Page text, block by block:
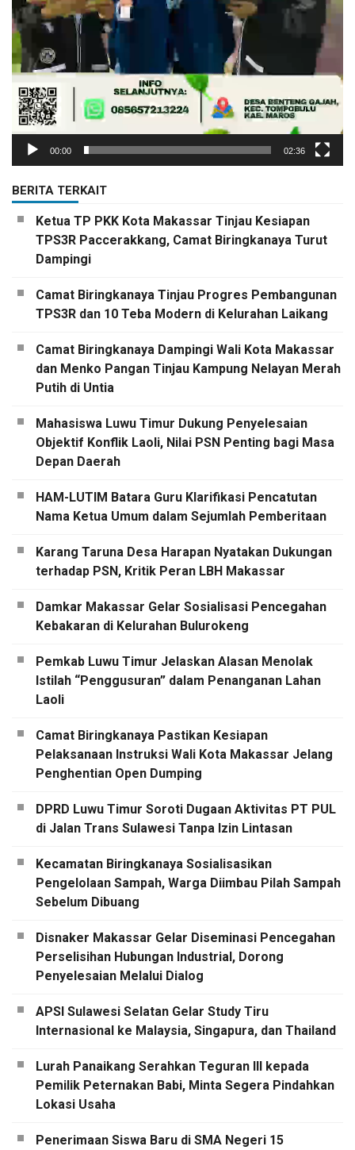
00:00 02:36
BERITA TERKAIT
Ketua TP PKK Kota Makassar Tinjau Kesiapan
TPS3R Paccerakkang, Camat Biringkanaya Turut
Dampingi
Camat Biringkanaya Tinjau Progres Pembangunan
TPS3R dan 10 Teba Modern di Kelurahan Laikang
Camat Biringkanaya Dampingi Wali Kota Makassar
dan Menko Pangan Tinjau Kampung Nelayan Merah
Putih di Untia
Mahasiswa Luwu Timur Dukung Penyelesaian
Objektif Konflik Laoli, Nilai PSN Penting bagi Masa
Depan Daerah
HAM-LUTIM Batara Guru Klarifikasi Pencatutan
Nama Ketua Umum dalam Sejumlah Pemberitaan
Karang Taruna Desa Harapan Nyatakan Dukungan
terhadap PSN, Kritik Peran LBH Makassar
Damkar Makassar Gelar Sosialisasi Pencegahan
Kebakaran di Kelurahan Bulurokeng
Pemkab Luwu Timur Jelaskan Alasan Menolak
Istilah “Penggusuran” dalam Penanganan Lahan
Laoli
Camat Biringkanaya Pastikan Kesiapan
Pelaksanaan Instruksi Wali Kota Makassar Jelang
Penghentian Open Dumping
DPRD Luwu Timur Soroti Dugaan Aktivitas PT PUL
di Jalan Trans Sulawesi Tanpa Izin Lintasan
Kecamatan Biringkanaya Sosialisasikan
Pengelolaan Sampah, Warga Diimbau Pilah Sampah
Sebelum Dibuang
Disnaker Makassar Gelar Diseminasi Pencegahan
Perselisihan Hubungan Industrial, Dorong
Penyelesaian Melalui Dialog
APSI Sulawesi Selatan Gelar Study Tiru
Internasional ke Malaysia, Singapura, dan Thailand
Lurah Panaikang Serahkan Teguran III kepada
Pemilik Peternakan Babi, Minta Segera Pindahkan
Lokasi Usaha
Penerimaan Siswa Baru di SMA Negeri 15